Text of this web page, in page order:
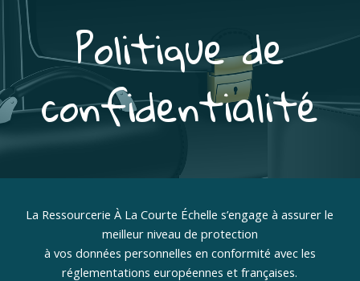
Politique de
confidentialité
La Ressourcerie À La Courte Échelle s’engage à assurer le
meilleur niveau de protection
à vos données personnelles en conformité avec les
réglementations européennes et françaises.